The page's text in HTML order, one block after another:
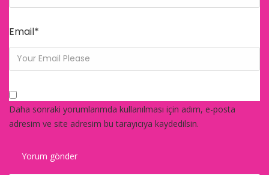
Email*
Daha sonraki yorumlarımda kullanılması için adım, e-posta
adresim ve site adresim bu tarayıcıya kaydedilsin.